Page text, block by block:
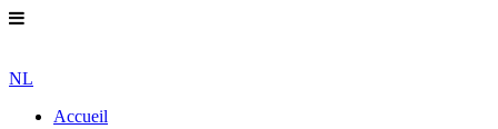
NL
Accueil